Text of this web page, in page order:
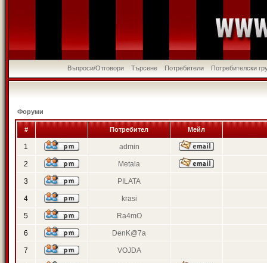
Въпроси/Отговори Търсене Потребители Потребителски
Форуми
# Потребител Мейл
1 admin
2 Metala
3 PILATA
4 krasi
5 Ra4mO
6 DenK@7a
7 VOJDA